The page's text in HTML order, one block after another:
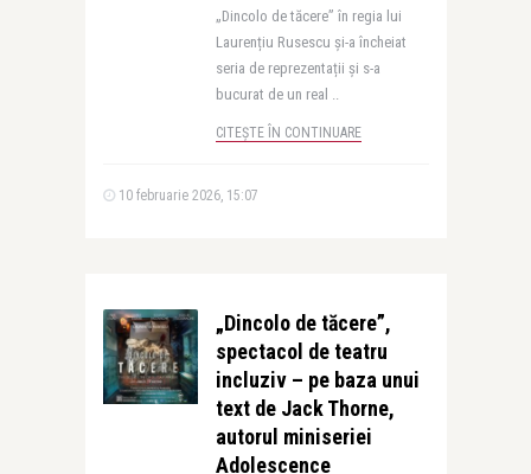
„Dincolo de tăcere” în regia lui
Laurențiu Rusescu și-a încheiat
seria de reprezentații și s-a
bucurat de un real ..
CITEȘTE ÎN CONTINUARE
10 februarie 2026, 15:07
„Dincolo de tăcere”,
spectacol de teatru
incluziv – pe baza unui
text de Jack Thorne,
autorul miniseriei
Adolescence